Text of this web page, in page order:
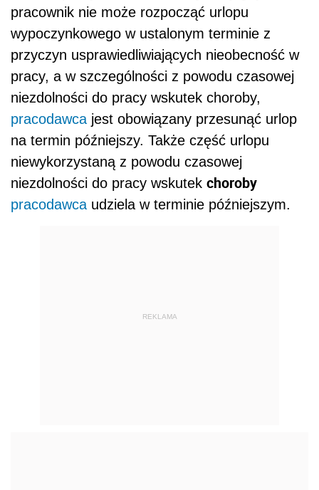
pracownik nie może rozpocząć urlopu
wypoczynkowego w ustalonym terminie z
przyczyn usprawiedliwiających nieobecność w
pracy, a w szczególności z powodu czasowej
niezdolności do pracy wskutek choroby,
pracodawcajest obowiązany przesunąć urlop
na termin późniejszy. Także część urlopu
niewykorzystaną z powodu czasowej
niezdolności do pracy wskutek choroby
pracodawcaudziela w terminie późniejszym.
REKLAMA